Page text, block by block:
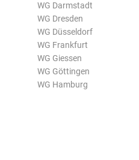
WG Darmstadt
WG Dresden
WG Düsseldorf
WG Frankfurt
WG Giessen
WG Göttingen
WG Hamburg